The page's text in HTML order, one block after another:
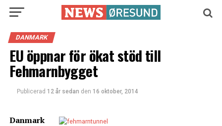
DANMARK
EU öppnar för ökat stöd till
Fehmarnbygget
Publicerad 12 år sedan den 16 oktober, 2014
Danmark